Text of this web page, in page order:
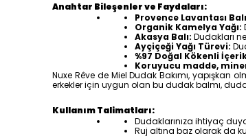
Anahtar Bileşenler ve Faydaları:
Provence Lavantası
Organik Kamelya Yağı:
Akasya Balı: Dudakları
Ayçiçeği Yağı Türevi:
%97 Doğal Kökenli
Koruyucu madde,
Nuxe Rêve de Miel Dudak Bakımı, yapışkan
erkekler için uygun olan bu dudak balmı,
Kullanım Talimatları:
Dudaklarınıza ihtiyaç
Ruj altına baz olarak da